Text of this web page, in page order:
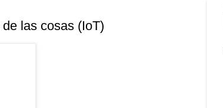
las cosas (IoT)